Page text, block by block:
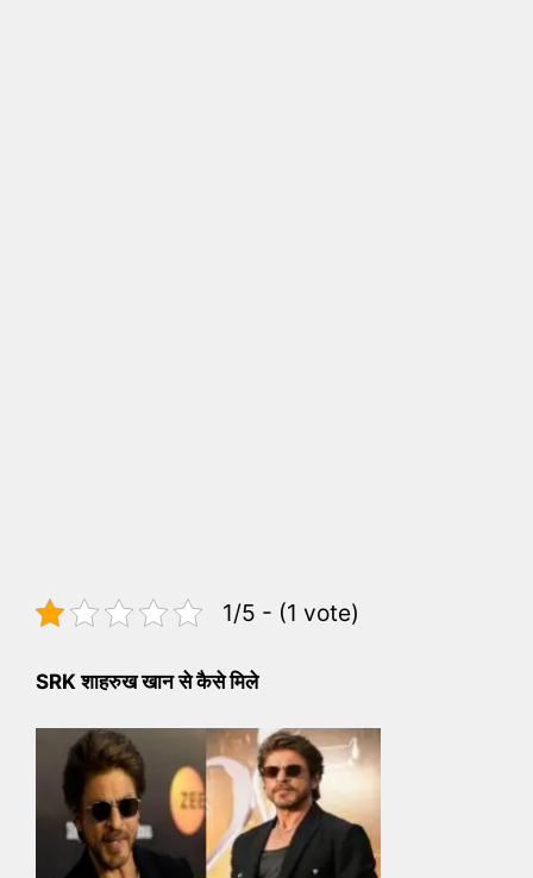
1/5 - (1 vote)
SRK शाहरुख खान से कैसे मिले